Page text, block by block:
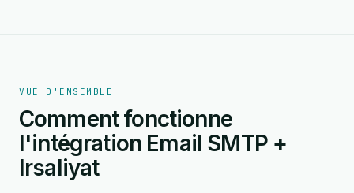
VUE D'ENSEMBLE
Comment fonctionne
l'intégration Email SMTP +
Irsaliyat